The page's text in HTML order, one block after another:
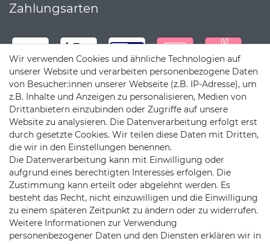
Zahlungsarten
Versandpartner
Wir verwenden Cookies und ähnliche Technologien auf
unserer Website und verarbeiten personenbezogene Daten
von Besucher:innen unserer Webseite (z.B. IP-Adresse), um
z.B. Inhalte und Anzeigen zu personalisieren, Medien von
Drittanbietern einzubinden oder Zugriffe auf unsere
Website zu analysieren. Die Datenverarbeitung erfolgt erst
durch gesetzte Cookies. Wir teilen diese Daten mit Dritten,
die wir in den Einstellungen benennen.
Die Datenverarbeitung kann mit Einwilligung oder
aufgrund eines berechtigten Interesses erfolgen. Die
Zustimmung kann erteilt oder abgelehnt werden. Es
besteht das Recht, nicht einzuwilligen und die Einwilligung
zu einem späteren Zeitpunkt zu ändern oder zu widerrufen.
Weitere Informationen zur Verwendung
personenbezogener Daten und den Diensten erklären wir in